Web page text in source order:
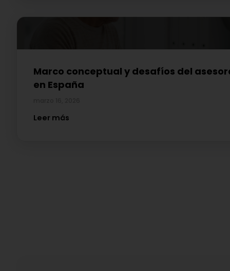
Marco conceptual y desafíos del
en España
Leer más